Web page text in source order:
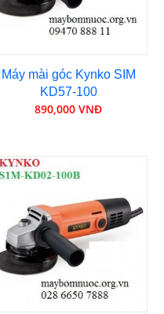
Máy mài góc Kynko SIM
KD57-100
890,000 VNĐ